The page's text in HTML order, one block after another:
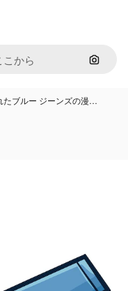
画像で
たブルー ジーンズの漫…